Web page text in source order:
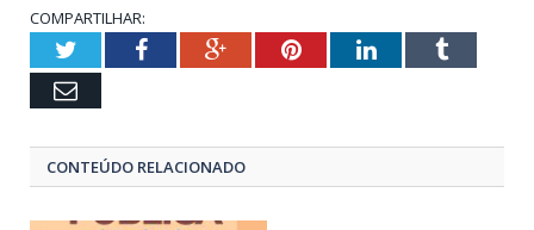
COMPARTILHAR:
TwitterFacebookGoogle+PinterestLinkedInTumblr
Email
CONTEÚDO RELACIONADO